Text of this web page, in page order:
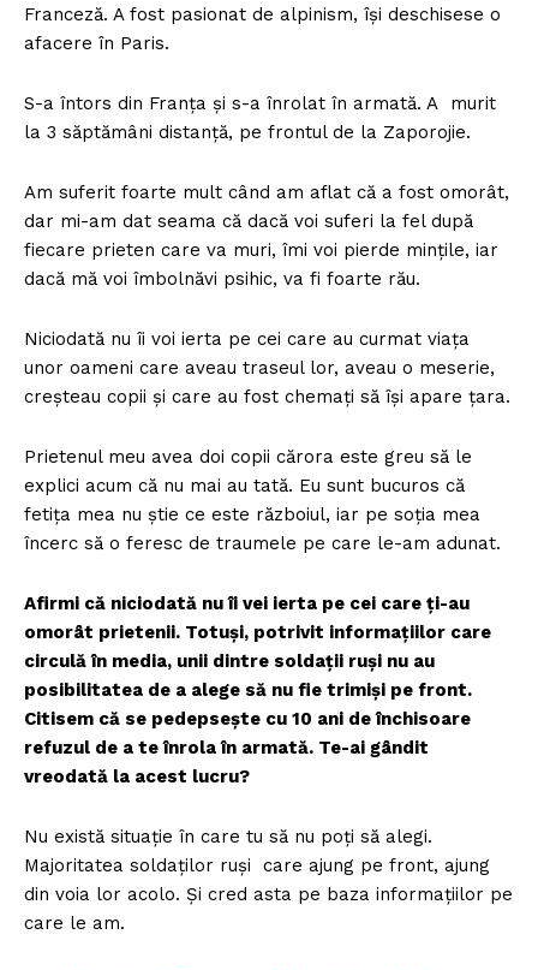
Franceză. A fost pasionat de alpinism, își deschisese o
afacere în Paris.
S-a întors din Franța și s-a înrolat în armată. A murit
la 3 săptămâni distanță, pe frontul de la Zaporojie.
Am suferit foarte mult când am aflat că a fost omorât,
dar mi-am dat seama că dacă voi suferi la fel după
fiecare prieten care va muri, îmi voi pierde mințile, iar
dacă mă voi îmbolnăvi psihic, va fi foarte rău.
Niciodată nu îi voi ierta pe cei care au curmat viața
unor oameni care aveau traseul lor, aveau o meserie,
creșteau copii și care au fost chemați să își apare țara.
Prietenul meu avea doi copii cărora este greu să le
explici acum că nu mai au tată. Eu sunt bucuros că
fetița mea nu știe ce este războiul, iar pe soția mea
încerc să o feresc de traumele pe care le-am adunat.
Afirmi că niciodată nu îi vei ierta pe cei care ți-au
omorât prietenii. Totuși, potrivit informațiilor care
circulă în media, unii dintre soldații ruși nu au
posibilitatea de a alege să nu fie trimiși pe front.
Citisem că se pedepsește cu 10 ani de închisoare
refuzul de a te înrola în armată. Te-ai gândit
vreodată la acest lucru?
Nu există situație în care tu să nu poți să alegi.
Majoritatea soldaților ruși care ajung pe front, ajung
din voia lor acolo. Și cred asta pe baza informațiilor pe
care le am.